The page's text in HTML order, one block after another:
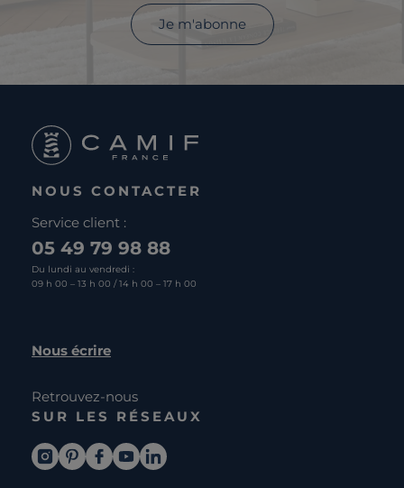
Je m'abonne
NOUS CONTACTER
Service client :
05 49 79 98 88
Du lundi au vendredi :
09 h 00 – 13 h 00 / 14 h 00 – 17 h 00
Nous écrire
Retrouvez-nous
SUR LES RÉSEAUX